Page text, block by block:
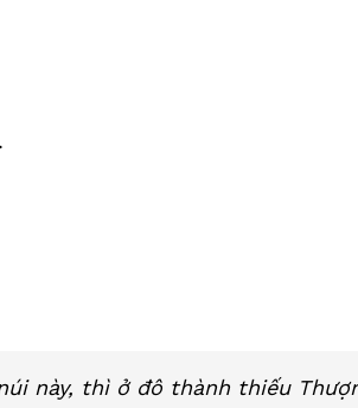
này, thì ở đô thành thiếu